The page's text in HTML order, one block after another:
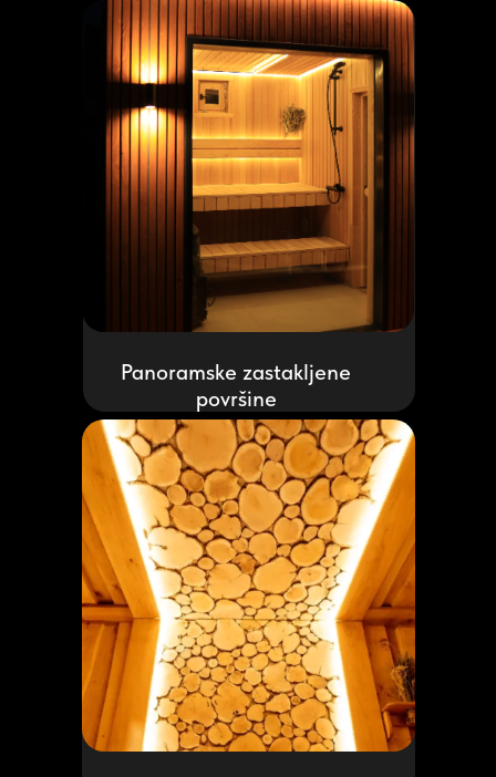
Panoramske zastakljene
površine